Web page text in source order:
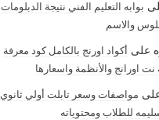
بوابه التعليم الفني نتيجة الدبلومات
على أكواد اورنج بالكامل كود معرفة
نت اورانج والأنظمة واسعارها
مواصفات وسعر تابلت أولي ثانوي